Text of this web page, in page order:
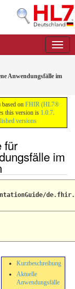
Anwendungsfälle im
on FHIR (HL7®
this version is 1.0.7.
versions
für
im
Kurzbeschreibung
Aktuelle
Anwendungsfälle